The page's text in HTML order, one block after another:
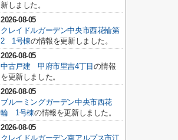
新しました。
2026-08-05
クレイドルガーデン中央市西花輪第
2 1号棟の情報を更新しました。
2026-08-05
中古戸建 甲府市里吉4丁目 の情報
を更新しました。
2026-08-05
ブルーミングガーデン中央市西花
輪 1号棟の情報を更新しました。
2026-08-05
クレイドルガーデン南アルプス市江